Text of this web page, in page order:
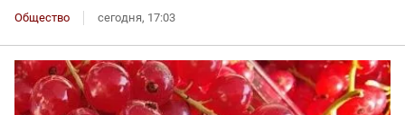
Общество сегодня, 17:03